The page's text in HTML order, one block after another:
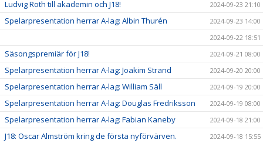
Ludvig Roth till akademin och J18! 2024-09-23 21:10
Spelarpresentation herrar A-lag: Albin Thurén
2024-09-23 14:00
2024-09-22 18:51
Säsongspremiär för J18! 2024-09-21 08:00
Spelarpresentation herrar A-lag: Joakim Strand 2024-09-20 20:00
Spelarpresentation herrar A-lag: William Säll 2024-09-19 20:00
Spelarpresentation herrar A-lag: Douglas Fredriksson 2024-09-19 08:00
Spelarpresentation herrar A-lag: Fabian Kaneby 2024-09-18 21:00
J18: Oscar Almström kring de första nyförvärven. 2024-09-18 15:55